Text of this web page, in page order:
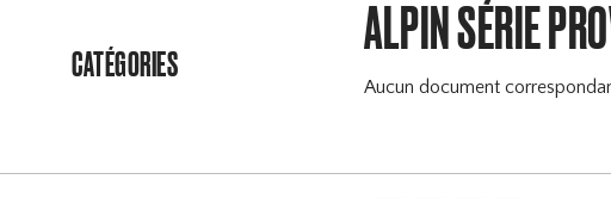
CATÉGORIES
ALPIN SÉRIE
Aucun document